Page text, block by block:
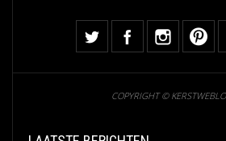
COPYRIGHT ©